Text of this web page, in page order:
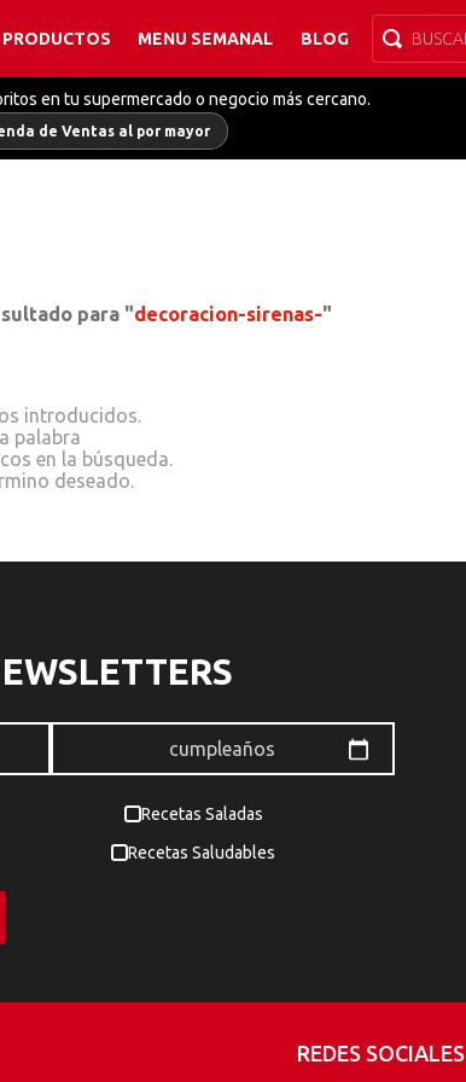
PRODUCTOS MENU SEMANAL BLOG
en tu supermercado o negocio más cercano.
de Ventas al por mayor
para "decoracion-sirenas-"
palabra
Recetas Saladas
Recetas Saludables
REDES SOCIALES